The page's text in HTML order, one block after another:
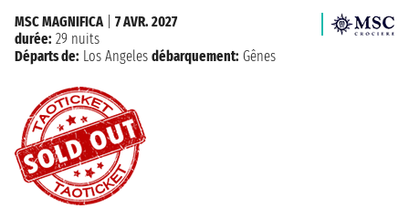
MSC MAGNIFICA| 7 AVR. 2027
durée: 29 nuits
Départs de: Los Angeles débarquement: Gênes